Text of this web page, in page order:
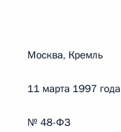
Москва, Кремль
11 марта 1997 года
№ 48-ФЗ